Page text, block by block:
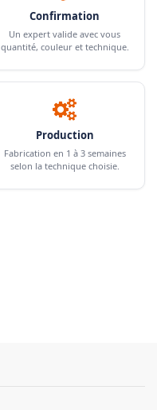
Confirmation
Un expert valide avec vous
quantité, couleur et technique.
Production
Fabrication en 1 à 3 semaines
selon la technique choisie.